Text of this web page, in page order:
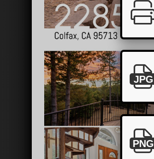
JPG
PNG